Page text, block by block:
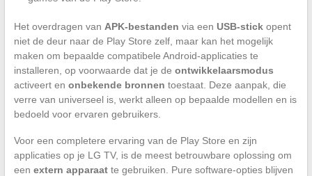
Het overdragen van APK-bestanden via een USB-stickopent
niet de deur naar de Play Store zelf, maar kan het mogelijk
maken om bepaalde compatibele Android-applicaties te
installeren, op voorwaarde dat je de ontwikkelaarsmodus
activeert en onbekende bronnen toestaat. Deze aanpak, die
verre van universeel is, werkt alleen op bepaalde modellen en is
bedoeld voor ervaren gebruikers.
Voor een completere ervaring van de Play Store en zijn
applicaties op je LG TV, is de meest betrouwbare oplossing om
een extern apparaatte gebruiken. Pure software-opties blijven